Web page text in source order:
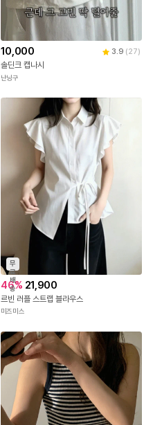
10,000 3.9 (27)
솔딘크 캡나시
난닝구
무
료
배
송
46% 21,900
르빈 러플 스트랩 블라우스
미즈미스